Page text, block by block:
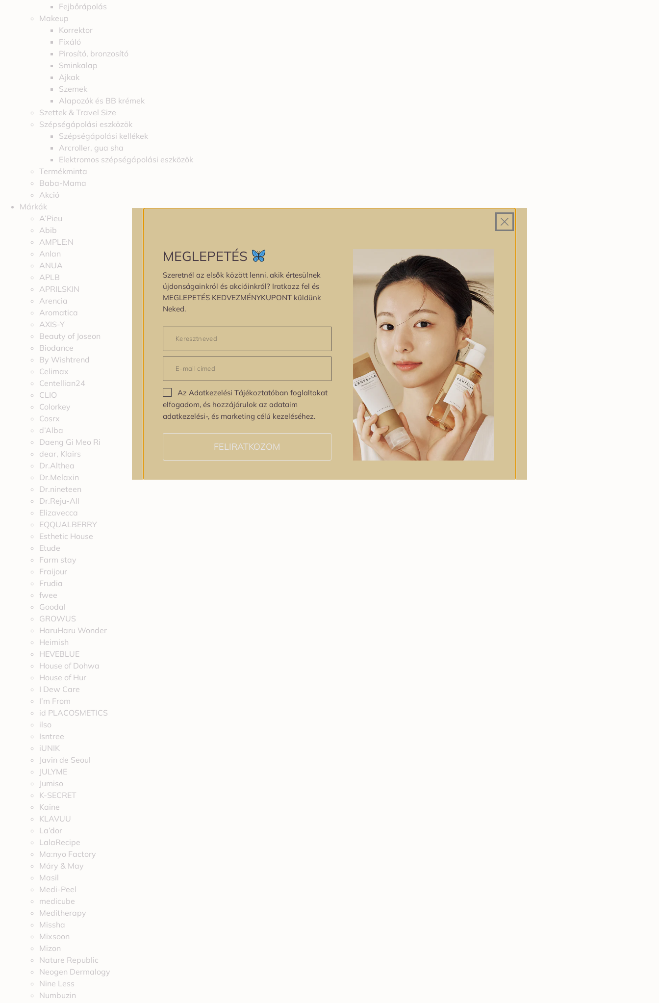
Fejbőrápolás
Makeup
Korrektor
Fixáló
Pirosító, bronzosító
Sminkalap
Ajkak
Szemek
Alapozók és BB krémek
Szettek & Travel Size
Szépségápolási eszközök
Szépségápolási kellékek
Arcroller, gua sha
Elektromos szépségápolási eszközök
Termékminta
Baba-Mama
Akció
Márkák
A’Pieu
Abib
AMPLE:N
Anlan
ANUA
APLB
APRILSKIN
Arencia
Aromatica
AXIS-Y
Beauty of Joseon
Biodance
By Wishtrend
Celimax
Centellian24
CLIO
Colorkey
Cosrx
d’Alba
Daeng Gi Meo Ri
dear, Klairs
Dr.Althea
Dr.Melaxin
Dr.nineteen
Dr.Reju-All
Elizavecca
EQQUALBERRY
Esthetic House
Etude
Farm stay
Fraijour
Frudia
fwee
Goodal
GROWUS
HaruHaru Wonder
Heimish
HEVEBLUE
House of Dohwa
House of Hur
I Dew Care
I’m From
id PLACOSMETICS
ilso
Isntree
iUNIK
Javin de Seoul
JULYME
Jumiso
K-SECRET
Kaine
KLAVUU
La’dor
LalaRecipe
Ma:nyo Factory
Máry & May
Masil
Medi-Peel
medicube
Meditherapy
Missha
Mixsoon
Mizon
Nature Republic
Neogen Dermalogy
Nine Less
Numbuzin
MEGLEPETÉS
Szeretnél az elsők között lenni, akik értesülnek
újdonságainkról és akcióinkról? Iratkozz fel és
MEGLEPETÉS KEDVEZMÉNYKUPONT küldünk
Neked.
Az Adatkezelési Tájékoztatóban foglaltakat
elfogadom, és hozzájárulok az adataim
adatkezelési-, és marketing célú kezeléséhez.
FELIRATKOZOM